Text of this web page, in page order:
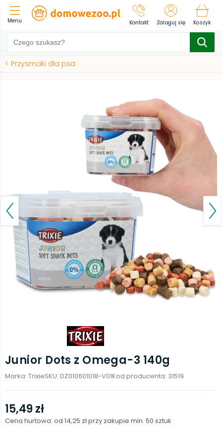
Menu Kontakt Zaloguj się Koszyk
< Przysmaki dla psa
Junior Dots z Omega-3 140g
Marka: TrixieSKU: DZ010601018-V01Kod producenta: 31519
15,49 zł
Cena hurtowa: od 14,25 złprzy zakupie min. 50 sztuk